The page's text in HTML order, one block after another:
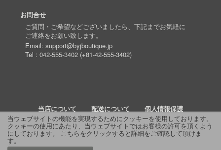
当ウェブサイトの機能を実現するためにクッキーを使用しております。
クッキーの使用にあたり、当ウェブサイトではお客様の許可を頂くよう
にしております。 こちらをクリックすると詳細をご確認して頂けま
す。
お問合せ
ご質問・ご希望などございましたら、下記までお気軽に
ご連絡をお願い致します。
Email: support@byjboutique.jp
Tel : 042-555-3402(+81-42-555-3402)
当店について 配送について
個人情報保護
詳細検索
よくあるご質問 お問い合わせ RSS